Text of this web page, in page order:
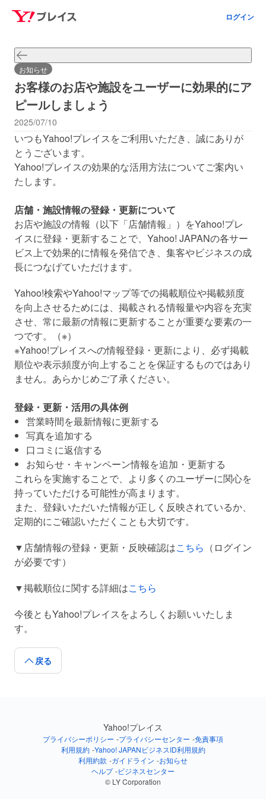
ログイン
お知らせ
お客様のお店や施設をユーザーに効果的にア
ピールしましょう
2025/07/10
いつもYahoo!プレイスをご利用いただき、誠にありが
とうございます。
Yahoo!プレイスの効果的な活用方法についてご案内い
たします。
店舗・施設情報の登録・更新について
お店や施設の情報（以下「店舗情報」）をYahoo!プレ
イスに登録・更新することで、Yahoo! JAPANの各サー
ビス上で効果的に情報を発信でき、集客やビジネスの成
長につなげていただけます。
Yahoo!検索やYahoo!マップ等での掲載順位や掲載頻度
を向上させるためには、 掲載される情報量や内容を充実
させ、常に最新の情報に更新することが重要な要素の一
つです。（※）
※Yahoo!プレイスへの情報登録・更新により、必ず掲載
順位や表示頻度が向上することを保証するものではあり
ません。あらかじめご了承ください。
登録・更新・活用の具体例
営業時間を最新情報に更新する
写真を追加する
口コミに返信する
お知らせ・キャンペーン情報を追加・更新する
これらを実施することで、より多くのユーザーに関心を
持っていただける可能性が高まります。
また、登録いただいた情報が正しく反映されているか、
定期的にご確認いただくことも大切です。
▼店舗情報の登録・更新・反映確認はこちら （ログイン
が必要です）
▼掲載順位に関する詳細はこちら
今後ともYahoo!プレイスをよろしくお願いいたしま
す。
戻る
Yahoo!プレイス
プライバシーポリシー プライバシーセンター 免責事項
利用規約 Yahoo! JAPANビジネスID利用規約
利用約款 ガイドライン お知らせ
ヘルプ ビジネスセンター
© LY Corporation